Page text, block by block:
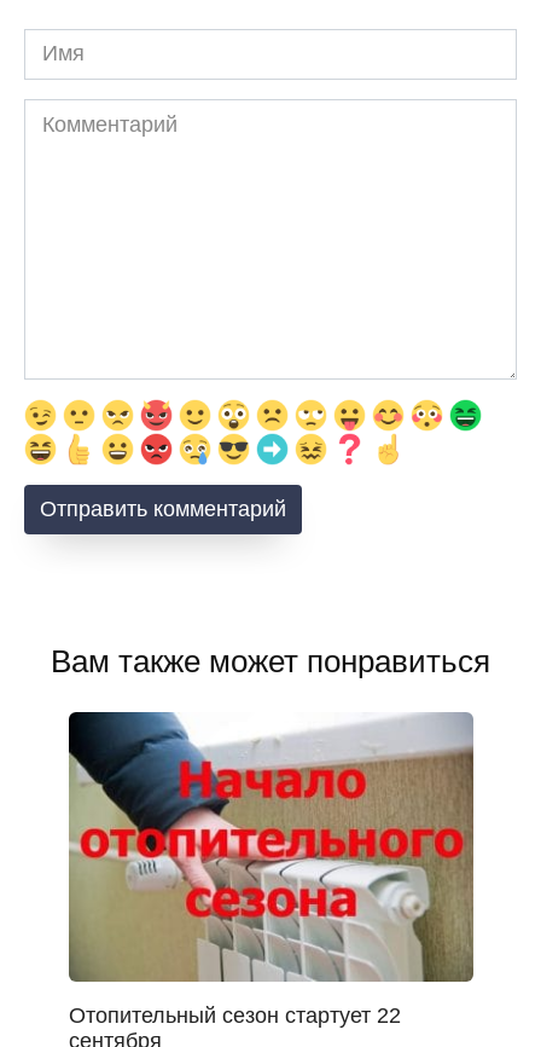
Имя
Комментарий
Вам также может понравиться
Отопительный сезон стартует 22
сентября